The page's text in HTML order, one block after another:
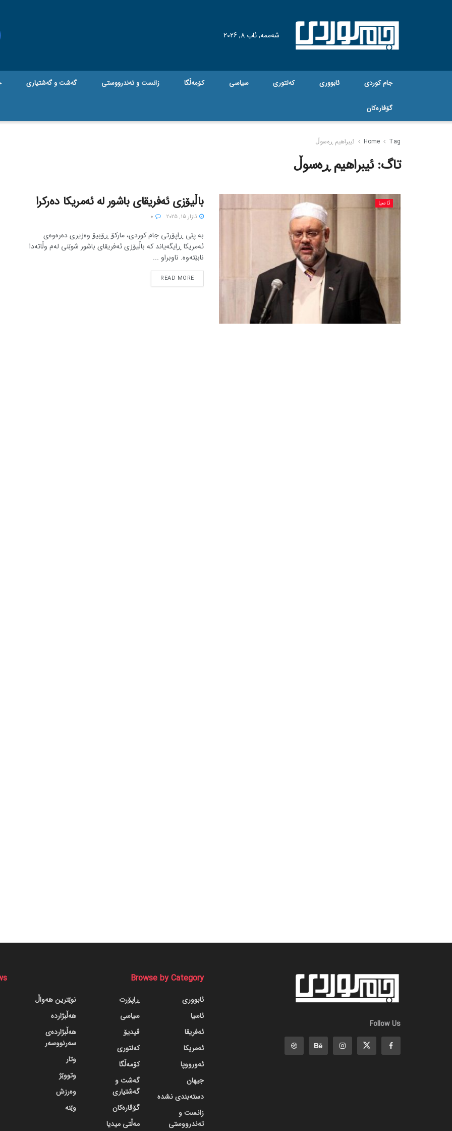
شەممە, ئاب 8, 2026
جام کوردی ئابووری کەلتوری سیاسی کۆمەڵگا زانست و تەندرووستی گه‌شت و گه‌شتیاری
گۆڤاره‌کان
Home Tag ئیبراهیم ڕەسوڵ
تاگ:ئیبراهیم ڕەسوڵ
ئاسیا باڵیۆزی ئەفریقای باشور لە ئەمریکا دەرکرا
ئازار 15, 2025
بە پێی ڕاپۆرتی جام کوردی، مارکۆ ڕۆبیۆ وەزیری دەرەوەی
ئەمریکا ڕایگەیاند کە باڵیۆزی ئەفریقای باشور شوێنی لەم وڵاتەدا
نابێتەوە. ناوبراو ...
READ MORE
Follow Us
Browse by Category
ئابووری
ئاسیا
ئەفریقا
ئەمریکا
ئەورووپا
جیهان
دسته‌بندی نشده
زانست و
تەندرووستی
ڕاپۆرت
سیاسی
ڤیدیۆ
کەلتوری
کۆمەڵگا
گه‌شت و
گه‌شتیاری
گۆڤاره‌کان
مەڵتی میدیا
نوێترین هەواڵ
هەڵبژاردە
هەڵبژاردەی
سەرنووسەر
وتار
وتووێژ
وەرزش
وێنە